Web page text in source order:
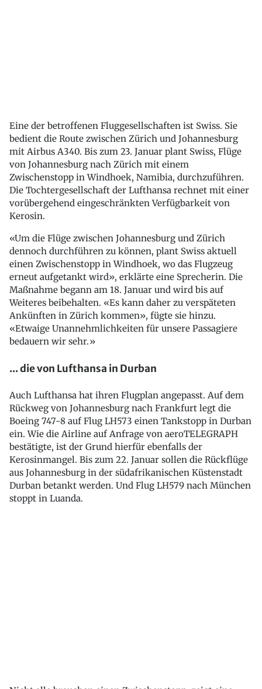
Eine der betroffenen Fluggesellschaften ist Swiss. Sie
bedient die Route zwischen Zürich und Johannesburg
mit Airbus A340. Bis zum 23. Januar plant Swiss, Flüge
von Johannesburg nach Zürich mit einem
Zwischenstopp in Windhoek, Namibia, durchzuführen.
Die Tochtergesellschaft der Lufthansa rechnet mit einer
vorübergehend eingeschränkten Verfügbarkeit von
Kerosin.
«Um die Flüge zwischen Johannesburg und Zürich
dennoch durchführen zu können, plant Swiss aktuell
einen Zwischenstopp in Windhoek, wo das Flugzeug
erneut aufgetankt wird», erklärte eine Sprecherin. Die
Maßnahme begann am 18. Januar und wird bis auf
Weiteres beibehalten. «Es kann daher zu verspäteten
Ankünften in Zürich kommen», fügte sie hinzu.
«Etwaige Unannehmlichkeiten für unsere Passagiere
bedauern wir sehr.»
... die von Lufthansa in Durban
Auch Lufthansa hat ihren Flugplan angepasst. Auf dem
Rückweg von Johannesburg nach Frankfurt legt die
Boeing 747-8 auf Flug LH573 einen Tankstopp in Durban
ein. Wie die Airline auf Anfrage von aeroTELEGRAPH
bestätigte, ist der Grund hierfür ebenfalls der
Kerosinmangel. Bis zum 22. Januar sollen die Rückflüge
aus Johannesburg in der südafrikanischen Küstenstadt
Durban betankt werden. Und Flug LH579 nach München
stoppt in Luanda.